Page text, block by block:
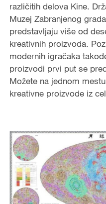
različitih delova Kine.
Muzej Zabranjenog
predstavljaju više od
kreativnih proizvoda.
modernih igračaka
proizvodi prvi put se
Možete na jednom
kreativne proizvode iz